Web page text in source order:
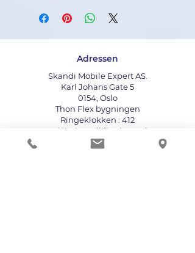
Adressen
Skandi Mobile Expert AS.
Karl Johans Gate 5
0154, Oslo
Thon Flex bygningen
Ringeklokken : 412
Bruk heisen til fjerde etasje
info@mobileexpert.no